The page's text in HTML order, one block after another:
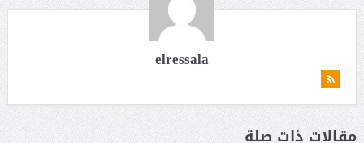
elressala
مقالات ذات صلة